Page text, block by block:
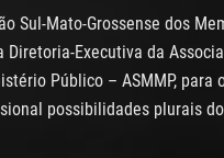
Sul-Mato-Grossense dos
Executiva da
Público – ASMMP, para
possibilidades plurais